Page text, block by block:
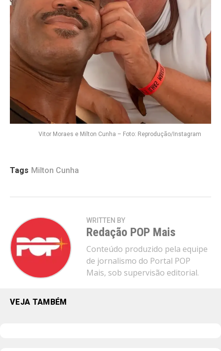
Vitor Moraes e Milton Cunha – Foto: Reprodução/Instagram
Tags Milton Cunha
WRITTEN BY
Redação POP Mais
Conteúdo produzido pela equipe
de jornalismo do Portal POP
Mais, sob supervisão editorial.
VEJA TAMBÉM